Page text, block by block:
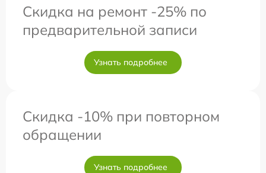
Скидка на ремонт -25% по
предварительной записи
Узнать подробнее
Скидка -10% при повторном
обращении
Узнать подробнее